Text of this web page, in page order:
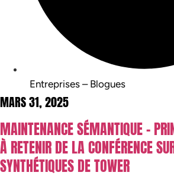
Entreprises – Blogues
MARS 31, 2025
MAINTENANCE SÉMANTIQUE –
À RETENIR DE LA CONFÉRENCE
SYNTHÉTIQUES DE TOWER